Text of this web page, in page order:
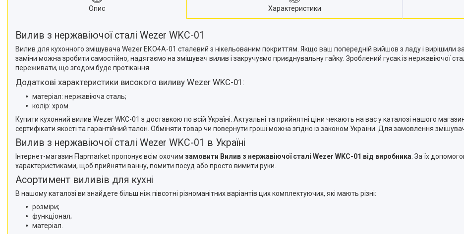
Опис Характеристики
Вилив з нержавіючої сталі Wezer WKC-01
Вилив для кухонного змішувача Wezer ЕКО4A-01 сталевий з нікельованим покриттям. Якщо ваш попередній вийшов з ладу і вирішили
заміни можна зробити самостійно, надягаємо на змішувач вилив і закручуємо приєднувальну гайку. Зроблений гусак із нержавіючої
переживати, що згодом буде протікання.
Додаткові характеристики високого виливу Wezer WKC-01:
матеріал: нержавіюча сталь;
колір: хром.
Купити кухонний вилив Wezer WKC-01 з доставкою по всій Україні. Актуальні та прийнятні ціни чекають на вас у каталозі нашого
сертифікати якості та гарантійний талон. Обміняти товар чи повернути гроші можна згідно із законом України. Для замовлення
Вилив з нержавіючої сталі Wezer WKC-01 в Україні
Інтернет-магазин Flapmarket пропонує всім охочим замовити Вилив з нержавіючої сталі Wezer WKC-01 від виробника . За їх
характеристиками, щоб прийняти ванну, помити посуд або просто вимити руки.
Асортимент виливів для кухні
В нашому каталозі ви знайдете більш ніж півсотні різноманітних варіантів цих комплектуючих, які мають різні:
розміри;
функціонал;
матеріал.